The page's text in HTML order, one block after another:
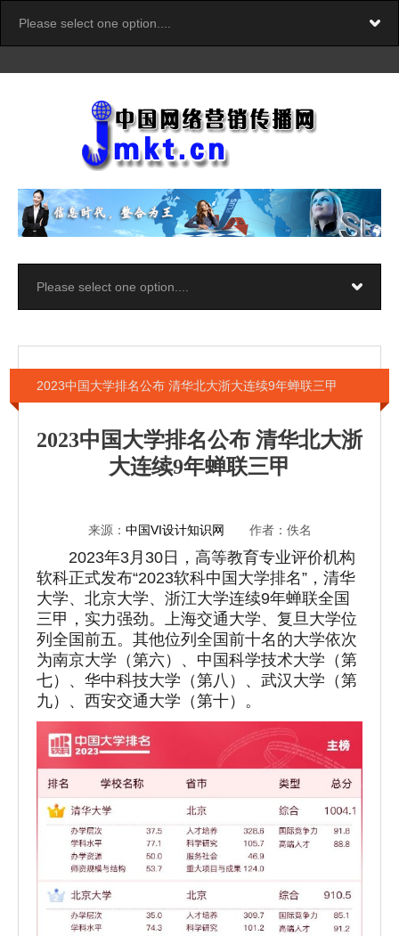
2023中国大学排名公布 清华北大浙大连续9年蝉联三甲
2023中国大学排名公布 清华北大浙
大连续9年蝉联三甲
来源： 中国VI设计知识网 作者：佚名
2023年3月30日，高等教育专业评价机构
软科正式发布“2023软科中国大学排名”，清华
大学、北京大学、浙江大学连续9年蝉联全国
三甲，实力强劲。上海交通大学、复旦大学位
列全国前五。其他位列全国前十名的大学依次
为南京大学（第六）、中国科学技术大学（第
七）、华中科技大学（第八）、武汉大学（第
九）、西安交通大学（第十）。